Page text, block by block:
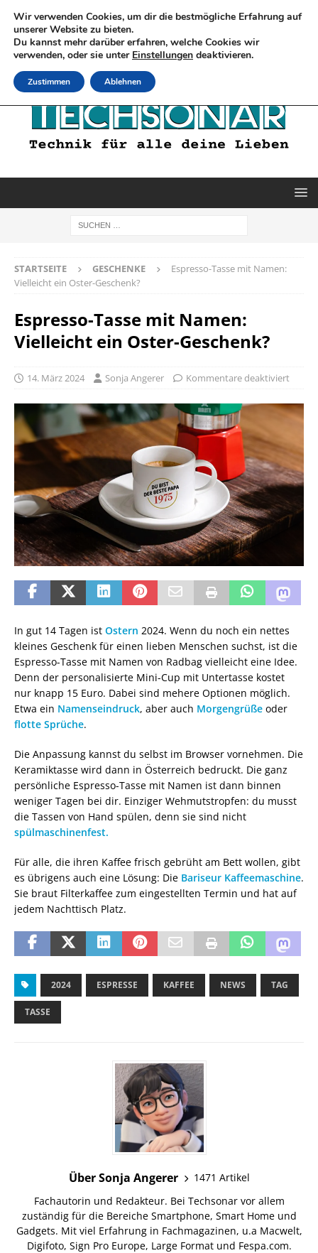
STARTSEITE GESCHENKE
Espresso-Tasse mit Namen:
Vielleicht ein Oster-Geschenk?
Espresso-Tasse mit Namen:
Vielleicht ein Oster-Geschenk?
14. März 2024 Sonja Angerer Kommentare deaktiviert
In gut 14 Tagen ist Ostern 2024. Wenn du noch ein nettes
kleines Geschenk für einen lieben Menschen suchst, ist die
Espresso-Tasse mit Namen von Radbag vielleicht eine Idee.
Denn der personalisierte Mini-Cup mit Untertasse kostet
nur knapp 15 Euro. Dabei sind mehere Optionen möglich.
Etwa ein Namenseindruck, aber auch Morgengrüße oder
flotte Sprüche.
Die Anpassung kannst du selbst im Browser vornehmen. Die
Keramiktasse wird dann in Österreich bedruckt. Die ganz
persönliche Espresso-Tasse mit Namen ist dann binnen
weniger Tagen bei dir. Einziger Wehmutstropfen: du musst
die Tassen von Hand spülen, denn sie sind nicht
spülmaschinenfest.
Für alle, die ihren Kaffee frisch gebrüht am Bett wollen, gibt
es übrigens auch eine Lösung: Die Bariseur Kaffeemaschine.
Sie braut Filterkaffee zum eingestellten Termin und hat auf
jedem Nachttisch Platz.
2024 ESPRESSE KAFFEE NEWS TAG
TASSE
Über Sonja Angerer
1471 Artikel
Fachautorin und Redakteur. Bei Techsonar vor allem
zuständig für die Bereiche Smartphone, Smart Home und
Gadgets. Mit viel Erfahrung in Fachmagazinen, u.a Macwelt,
Digifoto, Sign Pro Europe, Large Format und Fespa.com.
Wir verwenden Cookies, um dir die bestmögliche Erfahrung auf
unserer Website zu bieten.
Du kannst mehr darüber erfahren, welche Cookies wir
verwenden, oder sie unter Einstellungen deaktivieren.
Zustimmen Ablehnen